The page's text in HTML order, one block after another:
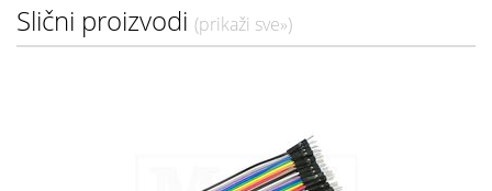
Slični proizvodi (prikaži sve»)